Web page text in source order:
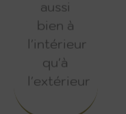
bien à
l'intérieur
qu'à
l'extérieur